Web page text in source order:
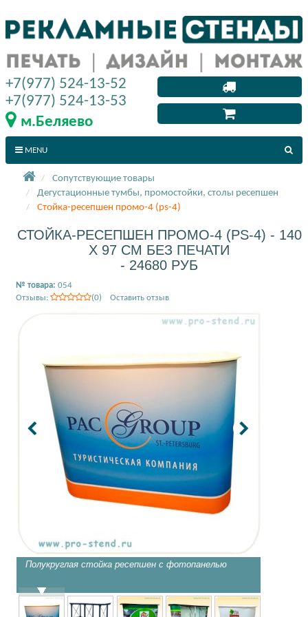
Сопутствующие товары
Дегустационные тумбы, промостойки, столы ресепшен
Стойка-ресепшен промо-4 (ps-4)
СТОЙКА-РЕСЕПШЕН ПРОМО-4 (PS-4) - 140
X 97 СМ БЕЗ ПЕЧАТИ
- 24680 РУБ
№ товара: 054
Отзывы:
(0) Оставить отзыв
Полукруглая стойка ресепшен с фотопанелью
+7(977) 524-13-52
+7(977) 524-13-53
м.Беляево
MENU